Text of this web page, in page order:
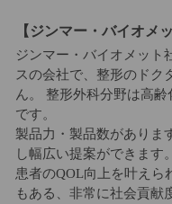
【ジンマー・バイオメ
ジンマー・バイオメット
スの会社で、整形のドク
ん。 整形外科分野は高
です。
製品力・製品数がありま
し幅広い提案ができます
患者のQOL向上を叶えら
もある、非常に社会貢献